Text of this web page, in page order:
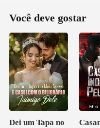
Você deve gostar
Dei um Tapa no